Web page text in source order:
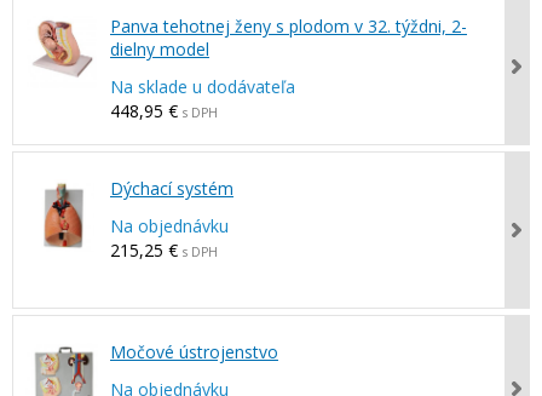
Panva tehotnej ženy s plodom v 32. týždni, 2-
dielny model
Na sklade u dodávateľa
448,95 € s DPH
Dýchací systém
Na objednávku
215,25 € s DPH
Močové ústrojenstvo
Na objednávku